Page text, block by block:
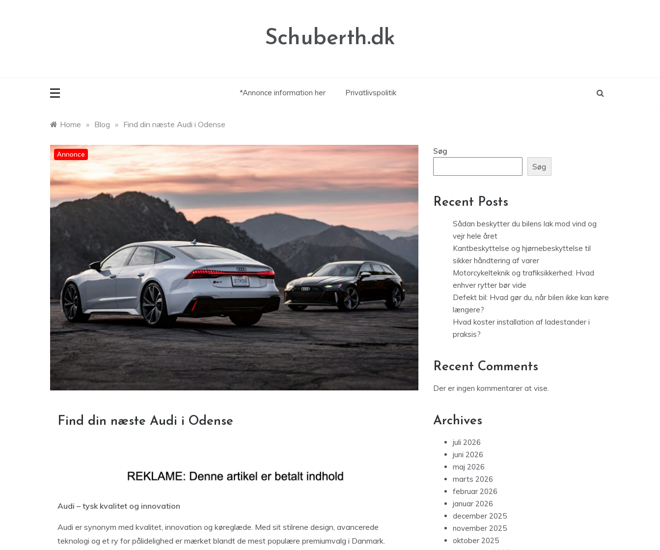
Schuberth.dk
*Annonce information her Privatlivspolitik
Home » Blog » Find din næste Audi i Odense
Annonce
Find din næste Audi i Odense
Audi – tysk kvalitet og innovation
Audi er synonym med kvalitet, innovation og køreglæde. Med sit stilrene design, avancerede
teknologi og et ry for pålidelighed er mærket blandt de mest populære premiumvalg i Danmark.
Søg
Søg
Recent Posts
Sådan beskytter du bilens lak mod vind og
vejr hele året
Kantbeskyttelse og hjørnebeskyttelse til
sikker håndtering af varer
Motorcykelteknik og trafiksikkerhed: Hvad
enhver rytter bør vide
Defekt bil: Hvad gør du, når bilen ikke kan køre
længere?
Hvad koster installation af ladestander i
praksis?
Recent Comments
Der er ingen kommentarer at vise.
Archives
juli 2026
juni 2026
maj 2026
marts 2026
februar 2026
januar 2026
december 2025
november 2025
oktober 2025